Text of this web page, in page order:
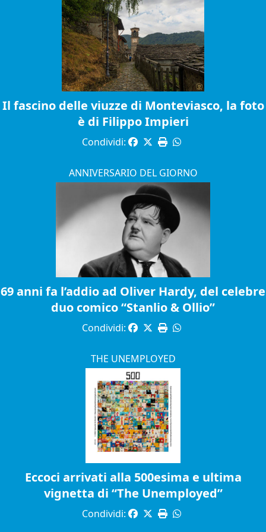
Il fascino delle viuzze di Monteviasco, la foto
è di Filippo Impieri
Condividi:
ANNIVERSARIO DEL GIORNO
69 anni fa l’addio ad Oliver Hardy, del celebre
duo comico “Stanlio & Ollio”
Condividi:
THE UNEMPLOYED
Eccoci arrivati alla 500esima e ultima
vignetta di “The Unemployed”
Condividi: